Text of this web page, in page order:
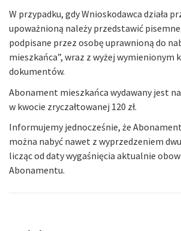
W przypadku, gdy Wnioskodawca działa
upoważnioną należy przedstawić
podpisane przez osobę uprawnioną do
mieszkańca”, wraz z wyżej wymienionym
dokumentów.
Abonament mieszkańca wydawany jest
w kwocie zryczałtowanej 120 zł.
Informujemy jednocześnie, że
można nabyć nawet z wyprzedzeniem
licząc od daty wygaśnięcia aktualnie
Abonamentu.